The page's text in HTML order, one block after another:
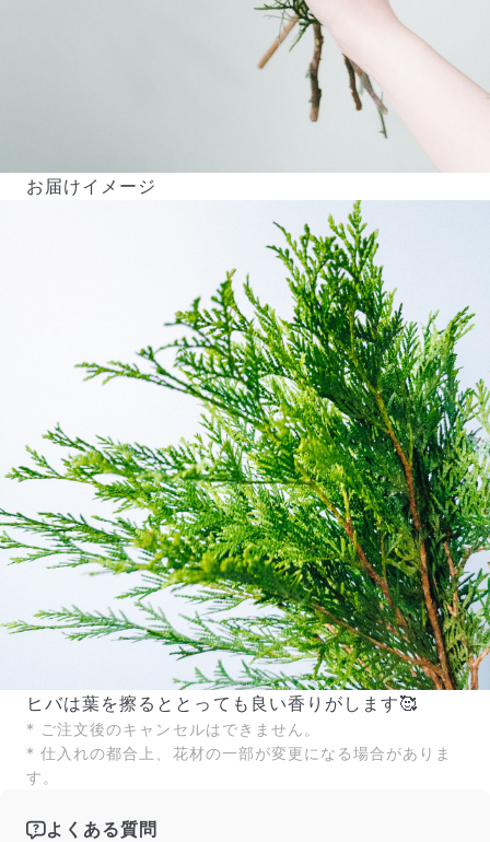
Q. 毎月自動でお花が届くサービスですか？
いいえ、毎月自動でお届けするサービスではありません。好
きな時に好きな花をご注文いただけます。
Q. 配送できないエリアはありますか？
ただいま沖縄・離島エリアへの配送には対応しておりませ
ん。ご了承ください。
Q. 配送日時は指定できますか？
お花をベストなタイミングで発送しているため、お届け日の
指定はできません。受け取り時間帯は、発送後にクロネコヤ
マトのアプリから変更可能です。
Q. 注文後にキャンセルできますか？
ご注文後一定時間内であればキャンセル可能です。
お届けイメージ
ヒバは葉を擦るととっても良い香りがします🥰
* ご注文後のキャンセルはできません。
* 仕入れの都合上、花材の一部が変更になる場合がありま
す。
よくある質問